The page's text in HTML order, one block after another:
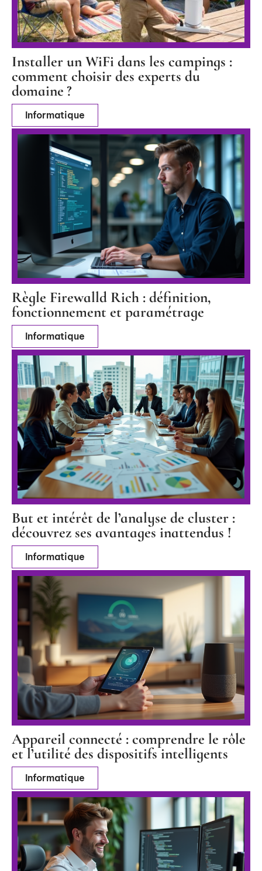
Installer un WiFi dans les campings :
comment choisir des experts du
domaine ?
Informatique
Règle Firewalld Rich : définition,
fonctionnement et paramétrage
Informatique
But et intérêt de l’analyse de cluster :
découvrez ses avantages inattendus !
Informatique
Appareil connecté : comprendre le rôle
et l’utilité des dispositifs intelligents
Informatique